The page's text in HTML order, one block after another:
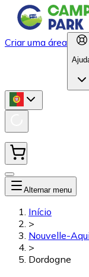
Criar uma área
Alternar menu
Início
>
Nouvelle-
>
Dordogne